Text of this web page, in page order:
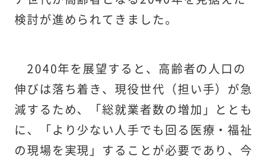
検討が進められてきました。
2040年を展望すると、高齢者の人口の
伸びは落ち着き、現役世代（担い手）が急
減するため、「総就業者数の増加」ととも
に、「より少ない人手でも回る医療・福祉
の現場を実現」することが必要であり、今